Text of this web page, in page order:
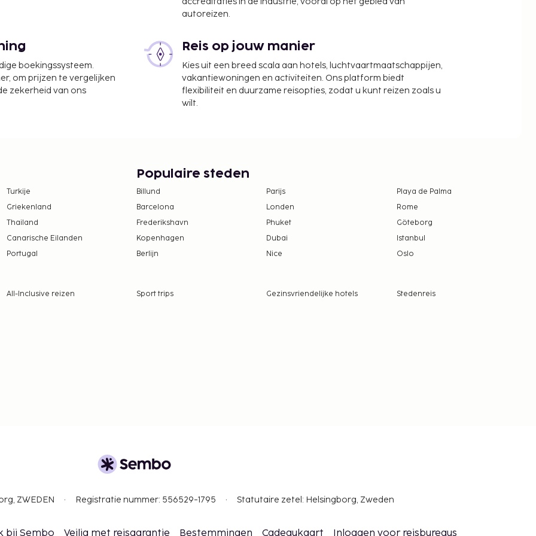
Profiteer van de
reserveringen
autoreizen.
boekingssysteem.
om prijzen te vergelijken
zekerheid van ons
Reis op jouw manier
Kies uit een breed scala aan hotels, luchtvaartmaatschappijen,
vakantiewoningen en activiteiten. Ons platform biedt
flexibiliteit en duurzame reisopties, zodat u kunt reizen zoals u
wilt.
Turkije
Griekenland
Thailand
Canarische Eilanden
Portugal
Populaire steden
Billund Parijs
Playa de Palma
Barcelona
Londen
Rome
Frederikshavn
Phuket
Göteborg
Kopenhagen
Dubai
Istanbul
Berlijn
Nice Oslo
All-Inclusive reizen Sport trips Gezinsvriendelijke hotels
Stedenreis
ZWEDEN Registratie nummer: 556529-1795 Statutaire zetel: Helsingborg, Zweden
bij Sembo Veilig met reisgarantie Bestemmingen Cadeaukaart Inloggen voor reisbureaus